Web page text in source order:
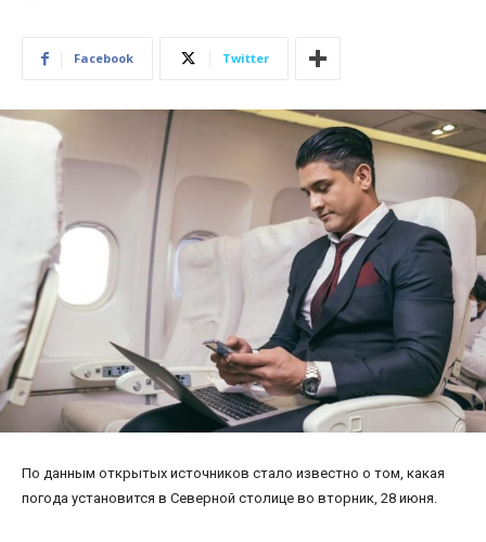
Facebook Twitter
По данным открытых источников стало известно о том, какая
погода установится в Северной столице во вторник, 28 июня.